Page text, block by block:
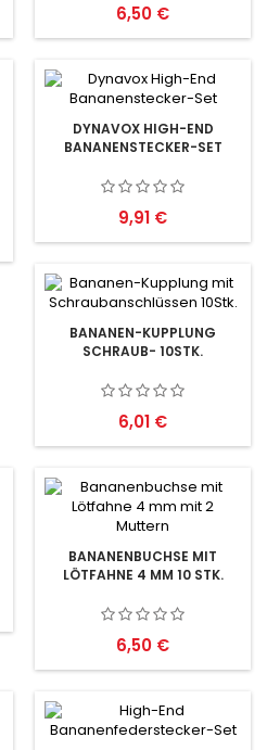
Preis
6,50 €
DYNAVOX HIGH-END
BANANENSTECKER-SET
Preis
9,91 €
BANANEN-KUPPLUNG
SCHRAUB- 10STK.
Preis
6,01 €
BANANENBUCHSE MIT
LÖTFAHNE 4 MM 10 STK.
Preis
6,50 €